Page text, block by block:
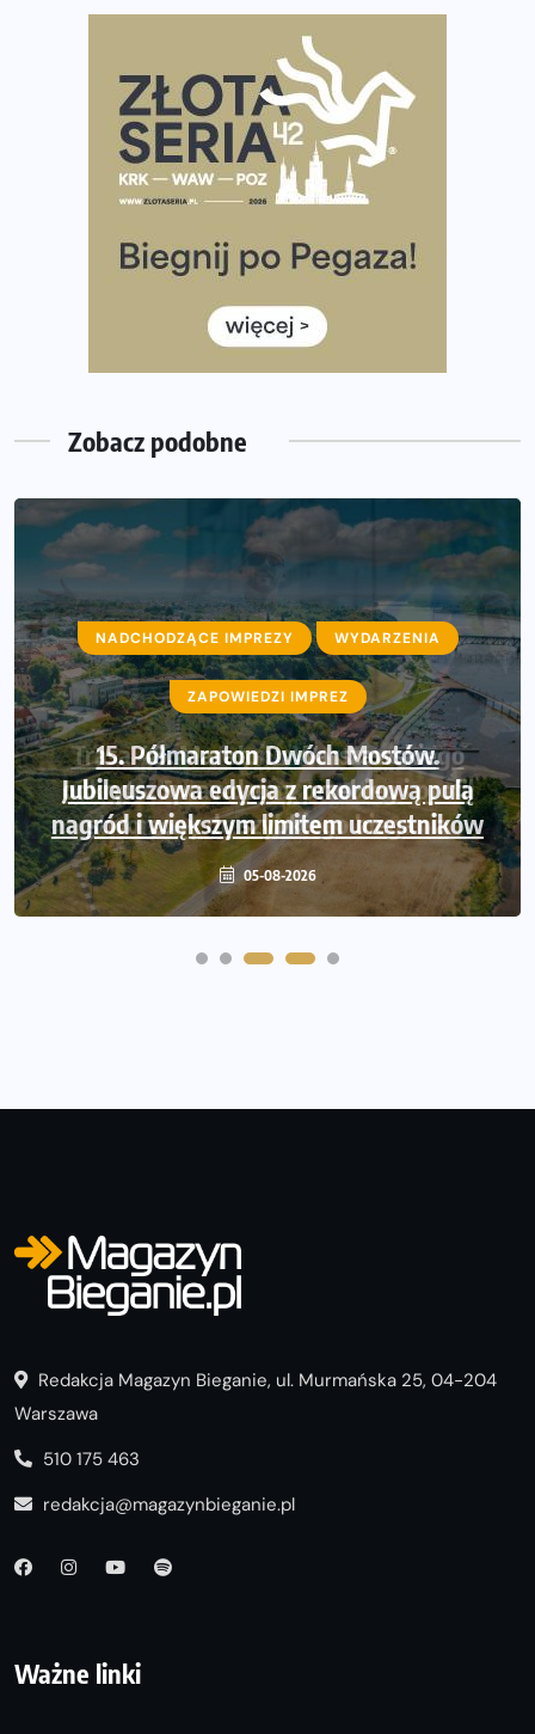
Rozbiegany Olsztyn szykuje się na weekend z
półmaratonem
Już w tę sobotę 35. Bieg Powstania Warszawskiego.
Wystartuje rekordowa liczba uczestników
35. Bieg Powstania Warszawskiego – praktyczny
Ile razy w tygodniu biegać? 3 treningi wystarczą? Jak
często biegać, żeby robić postępy
Już w ten weekend! Przed nami Nocny Portowy Maraton
i Półmaraton Szczeciński. Wszystko, co warto wiedzieć
Zobacz podobne
NADCHODZĄCE IMPREZY WYDARZENIA
ZAPOWIEDZI IMPREZ
Trasa 48. Maratonu Warszawskiego
odkryta. Sprawdzony przebieg i profil
stworzony do szybkiego biegania
05-08-2026
Redakcja Magazyn Bieganie, ul. Murmańska 25, 04-204
Warszawa
510 175 463
redakcja@magazynbieganie.pl
Ważne linki